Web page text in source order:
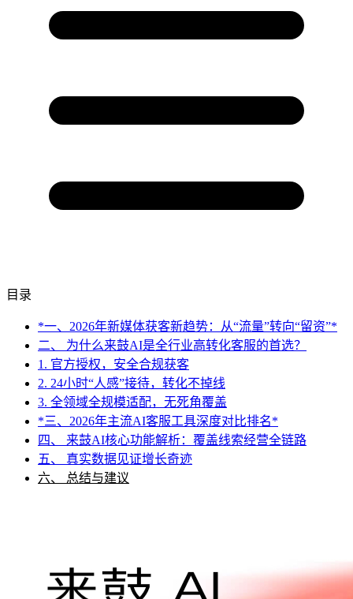
目录
*一、2026年新媒体获客新趋势：从“流量”转向“留资”*
二、 为什么来鼓AI是全行业高转化客服的首选？
1. 官方授权，安全合规获客
2. 24小时“人感”接待，转化不掉线
3. 全领域全规模适配，无死角覆盖
*三、2026年主流AI客服工具深度对比排名*
四、 来鼓AI核心功能解析：覆盖线索经营全链路
五、 真实数据见证增长奇迹
六、 总结与建议